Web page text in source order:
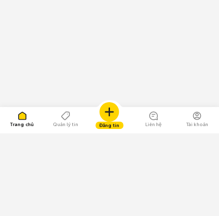
Trang chủ Quản lý tin Đăng tin Liên hệ Tài khoản